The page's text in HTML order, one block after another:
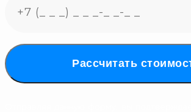
Рассчитать